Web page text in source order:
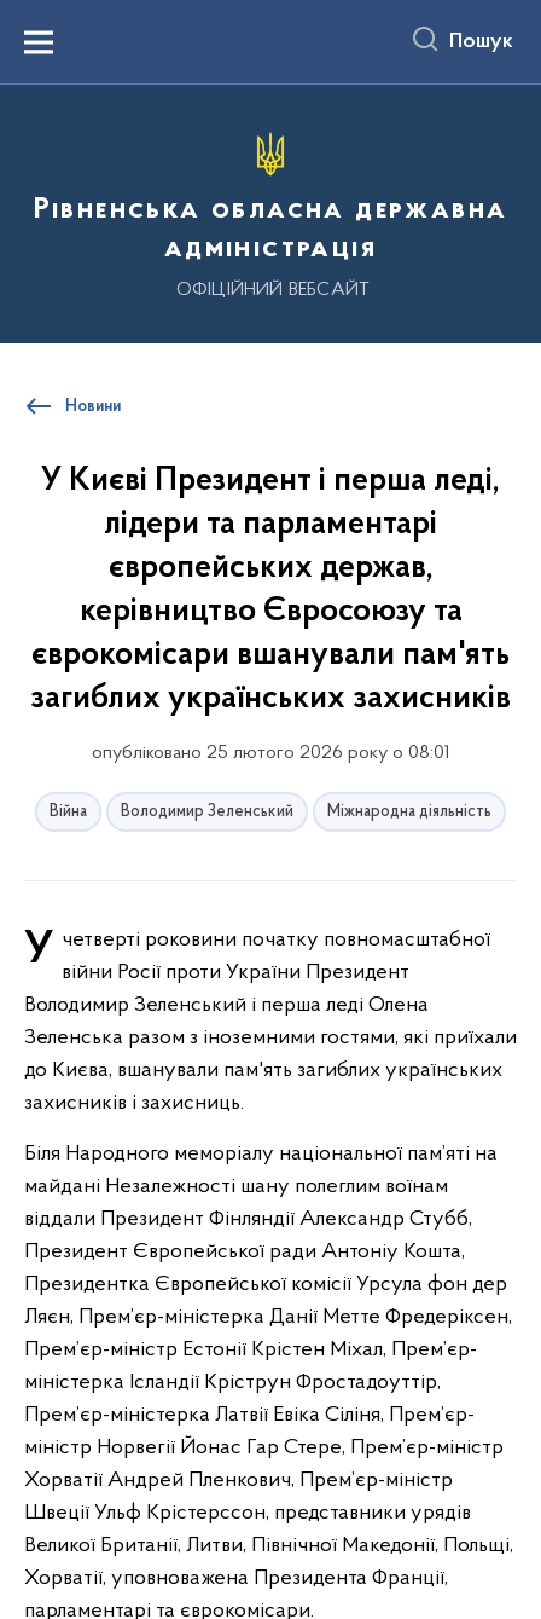
вмістуMenu Пошук
Рівненська обласна державна
адміністрація
ОФІЦІЙНИЙ ВЕБСАЙТ
Новини
У Києві Президент і перша леді,
лідери та парламентарі
європейських держав,
керівництво Євросоюзу та
єврокомісари вшанували пам'ять
загиблих українських захисників
опубліковано 25 лютого 2026 року о 08:01
Війна Володимир Зеленський Міжнародна діяльність
У четверті роковини початку повномасштабної війни Росії проти України Президент
Володимир Зеленський і перша леді Олена
Зеленська разом з іноземними гостями, які приїхали
до Києва, вшанували пам'ять загиблих українських
захисників і захисниць.
Біля Народного меморіалу національної пам’яті на
майдані Незалежності шану полеглим воїнам
віддали Президент Фінляндії Александр Стубб,
Президент Європейської ради Антоніу Кошта,
Президентка Європейської комісії Урсула фон дер
Ляєн, Прем’єр-міністерка Данії Метте Фредеріксен,
Прем’єр-міністр Естонії Крістен Міхал, Прем’єр-
міністерка Ісландії Кріструн Фростадоуттір,
Прем’єр-міністерка Латвії Евіка Сіліня, Прем’єр-
міністр Норвегії Йонас Гар Стере, Прем’єр-міністр
Хорватії Андрей Пленкович, Прем’єр-міністр
Швеції Ульф Крістерссон, представники урядів
Великої Британії, Литви, Північної Македонії, Польщі,
Хорватії, уповноважена Президента Франції,
парламентарі та єврокомісари.